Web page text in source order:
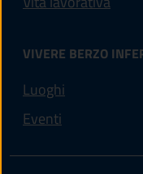
VIVERE BERZO
Luoghi
Eventi